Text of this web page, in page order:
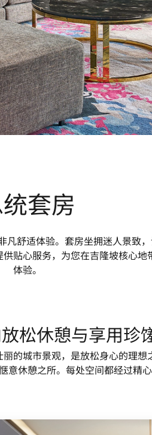
套房
舒适体验。套房坐拥迷人景致，
贴心服务，为您在吉隆坡核心地
体验。
松休憩与享用珍
的城市景观，是放松身心的理
休憩之所。每处空间都经过精